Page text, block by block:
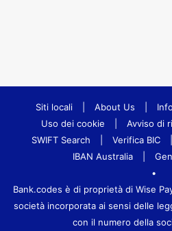
Siti locali About Us
Uso dei cookie
Avviso di
SWIFT Search
Verifica BIC
IBAN Australia
•
Bank.codes è di proprietà di Wise
società incorporata ai sensi delle
con il numero della